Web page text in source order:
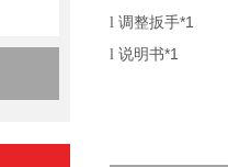
l 调整扳手*1
l 说明书*1